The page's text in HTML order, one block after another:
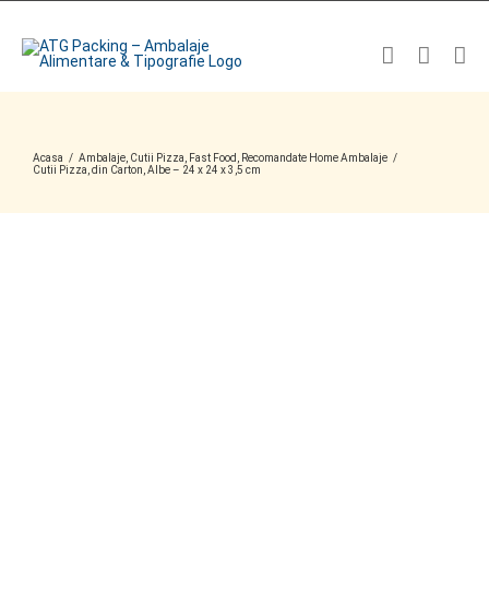
content
Acasa / Ambalaje Cutii Pizza Fast Food Recomandate Home Ambalaje /
Cutii Pizza, din Carton, Albe – 24 x 24 x 3,5 cm